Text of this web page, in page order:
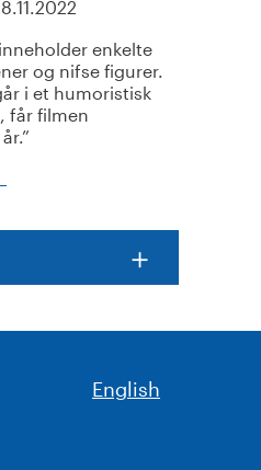
enkelte
og nifse figurer.
i et humoristisk
får filmen
English